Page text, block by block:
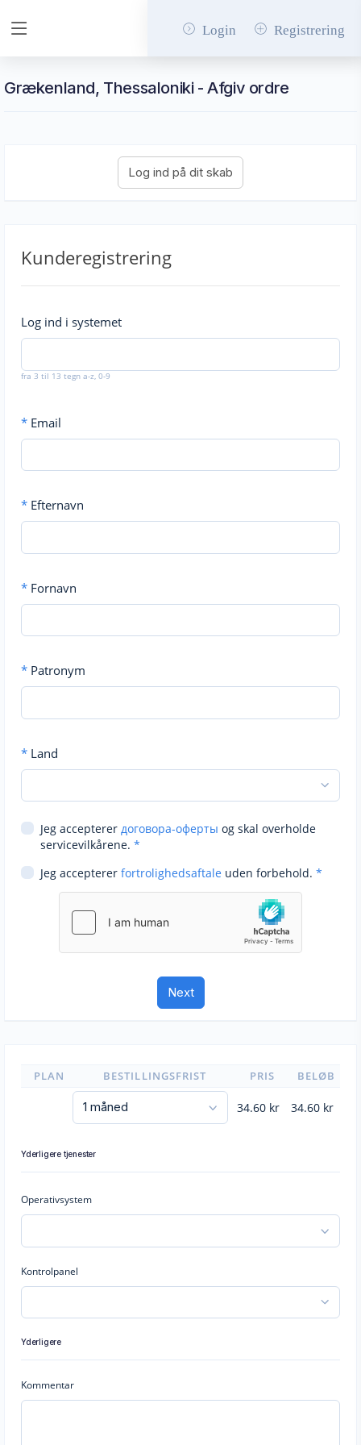
Login Registrering
Grækenland, Thessaloniki - Afgiv ordre
Kunderegistrering
Log ind i systemet
fra 3 til 13 tegn a-z, 0-9
* Email
* Efternavn
* Fornavn
* Patronym
* Land
Jeg accepterer договора-оферты og skal overholde
servicevilkårene. *
Jeg accepterer fortrolighedsaftale uden forbehold. *
PLAN BESTILLINGSFRIST PRIS BELØB
34.60kr 34.60kr
Yderligere tjenester
Operativsystem
Kontrolpanel
Yderligere
Kommentar